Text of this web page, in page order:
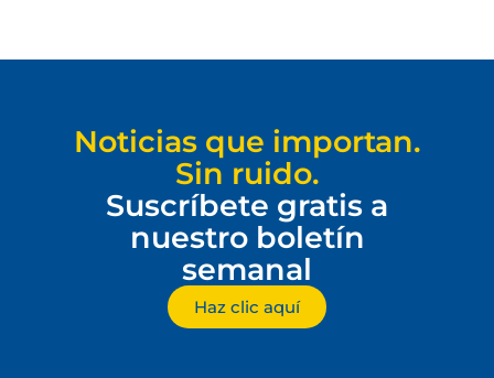
Noticias que importan.
Sin ruido.
Suscríbete gratis a
nuestro boletín
semanal
Haz clic aquí